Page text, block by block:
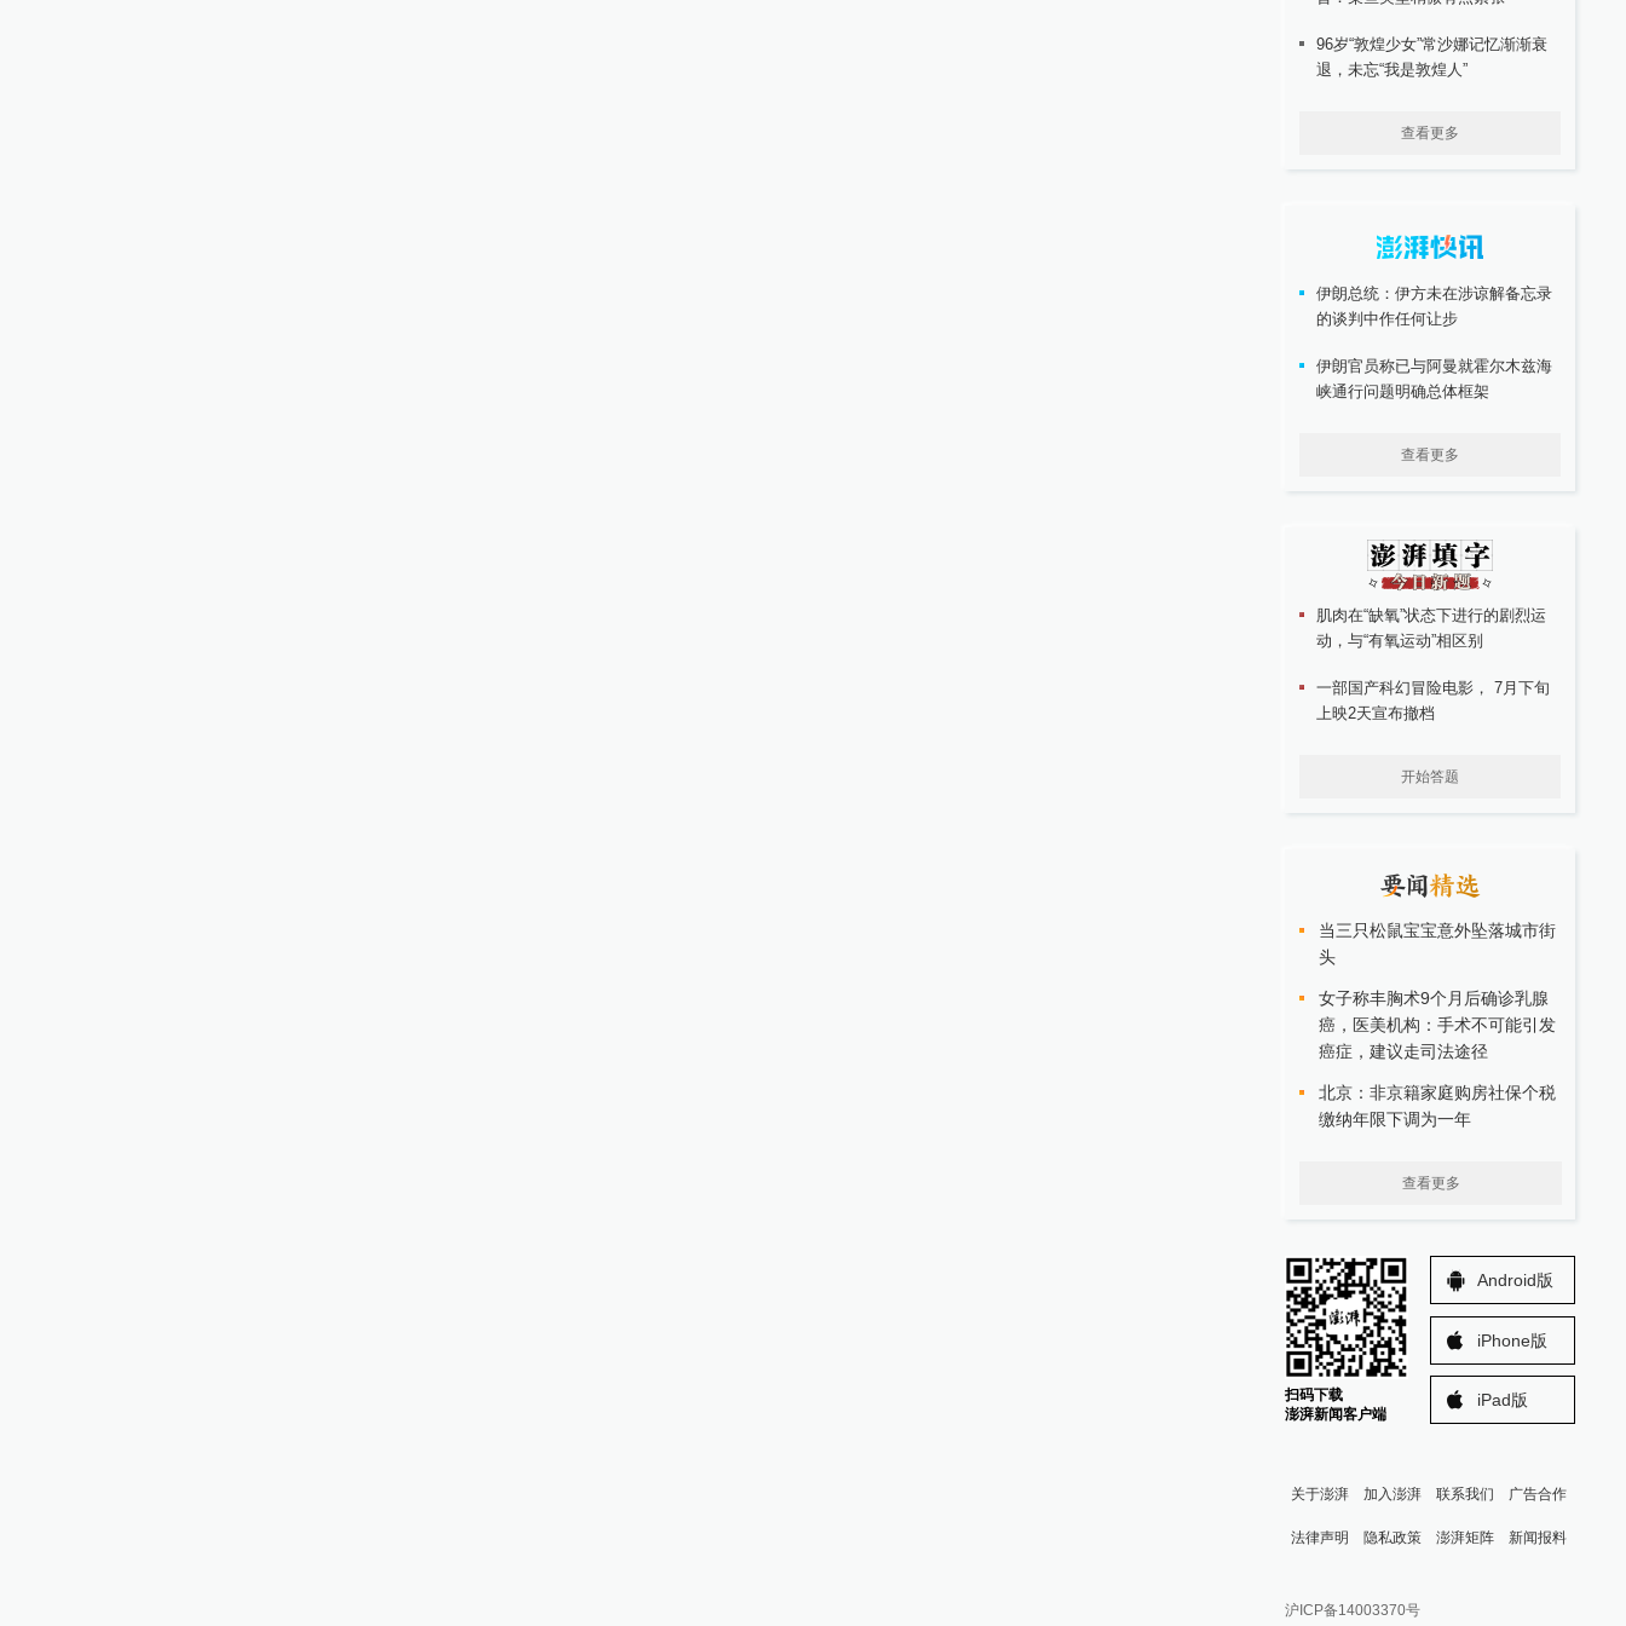
96岁“敦煌少女”常沙娜记忆渐渐衰
退，未忘“我是敦煌人”
查看更多
伊朗总统：伊方未在涉谅解备忘录
的谈判中作任何让步
伊朗官员称已与阿曼就霍尔木兹海
峡通行问题明确总体框架
查看更多
肌肉在“缺氧”状态下进行的剧烈运
动，与“有氧运动”相区别
一部国产科幻冒险电影， 7月下旬
上映2天宣布撤档
开始答题
当三只松鼠宝宝意外坠落城市街
头
女子称丰胸术9个月后确诊乳腺
癌，医美机构：手术不可能引发
癌症，建议走司法途径
北京：非京籍家庭购房社保个税
缴纳年限下调为一年
查看更多
扫码下载
澎湃新闻客户端
Android版
iPhone版
iPad版
关于澎湃 加入澎湃 联系我们 广告合作
法律声明 隐私政策 澎湃矩阵
澎湃新闻公众号
新闻报料
报料邮箱: news@thepaper.cn
沪ICP备14003370号